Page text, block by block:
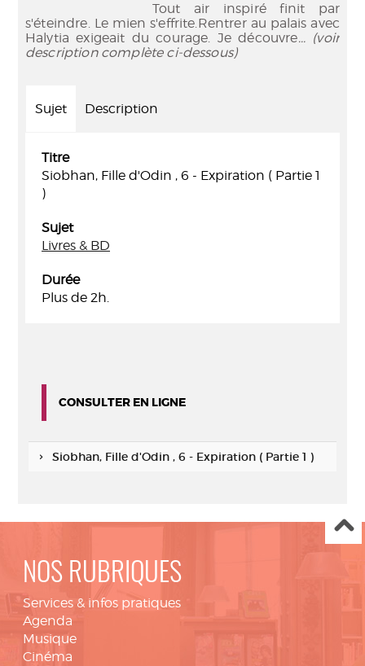
Tout air inspiré finit par
s'éteindre. Le mien s'effrite.Rentrer au palais avec
Halytia exigeait du courage. Je découvre... (voir
description complète ci-dessous)
Sujet Description
Titre
Siobhan, Fille d'Odin , 6 - Expiration ( Partie 1
)
Sujet
Livres & BD
Durée
Plus de 2h.
CONSULTER EN LIGNE
Siobhan, Fille d'Odin , 6 - Expiration ( Partie 1 )
NOS RUBRIQUES
Services & infos pratiques
Agenda
Musique
Cinéma